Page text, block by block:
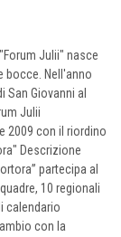
Julii" nasce
bocce. Nell'anno
Giovanni al
Julii
2009 con il riordino
Descrizione
partecipa al
10 regionali
calendario
con la